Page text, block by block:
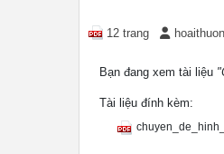
12 trang
Bạn đang xem tài liệu
Tài liệu đính kèm: